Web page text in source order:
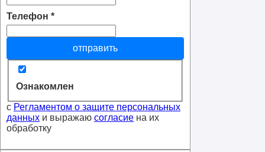
Телефон *
отправить
Ознакомлен
с Регламентом о защите персональных
данных и выражаю согласие на их
обработку